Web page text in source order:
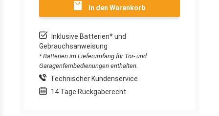
In den Warenkorb
Inklusive Batterien* und
Gebrauchsanweisung
* Batterien im Lieferumfang für Tor- und
Garagenfernbedienungen enthalten.
Technischer Kundenservice
14 Tage Rückgaberecht